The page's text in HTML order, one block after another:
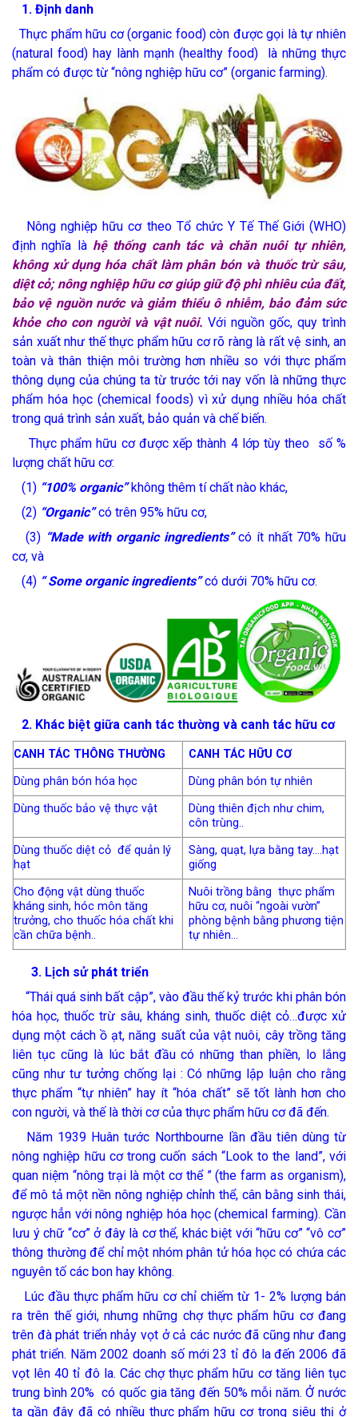
1. Định danh
Thực phẩm hữu cơ (organic food) còn được gọi là tự nhiên
(natural food) hay lành mạnh (healthy food) là những thực
phẩm có được từ “nông nghiệp hữu cơ” (organic farming).
Nông nghiệp hữu cơ theo Tổ chức Y Tế Thế Giới (WHO)
định nghĩa là hệ thống canh tác và chăn nuôi tự nhiên,
không xử dụng hóa chất làm phân bón và thuốc trừ sâu,
diệt cỏ; nông nghiệp hữu cơ giúp giữ độ phì nhiêu của đất,
bảo vệ nguồn nước và giảm thiểu ô nhiễm, bảo đảm sức
khỏe cho con người và vật nuôi. Với nguồn gốc, quy trình
sản xuất như thế thực phẩm hữu cơ rõ ràng là rất vệ sinh, an
toàn và thân thiện môi trường hơn nhiều so với thực phẩm
thông dụng của chúng ta từ trước tới nay vốn là những thực
phẩm hóa học (chemical foods) vì xử dụng nhiều hóa chất
trong quá trình sản xuất, bảo quản và chế biến.
Thực phẩm hữu cơ được xếp thành 4 lớp tùy theo số %
lượng chất hữu cơ:
(1) “100% organic”không thêm tí chất nào khác,
(2) “Organic”có trên 95% hữu cơ,
(3) “Made with organic ingredients”có ít nhất 70% hữu
cơ, và
(4) “ Some organic ingredients”có dưới 70% hữu cơ.
2. Khác biệt giữa canh tác thường và canh tác hữu cơ
CANH TÁC THÔNG THƯỜNG
CANH TÁC HỮU CƠ
Dùng phân bón hóa học
Dùng phân bón tự nhiên
Dùng thuốc bảo vệ thực vật
Dùng thiên địch như chim,
côn trùng..
Dùng thuốc diệt cỏ để quản lý
hạt
Sàng, quạt, lựa bằng tay….hạt
giống
Cho động vật dùng thuốc
kháng sinh, hóc môn tăng
trưởng, cho thuốc hóa chất khi
cần chữa bệnh..
Nuôi trồng bằng thực phẩm
hữu cơ, nuôi “ngoài vườn”
phòng bệnh bằng phương tiện
tự nhiên…
3. Lịch sử phát triển
“Thái quá sinh bất cập”, vào đầu thế kỷ trước khi phân bón
hóa học, thuốc trừ sâu, kháng sinh, thuốc diệt cỏ…được xử
dụng một cách ồ ạt, năng suất của vật nuôi, cây trồng tăng
liên tục cũng là lúc bắt đầu có những than phiền, lo lắng
cũng như tư tưởng chống lại : Có những lập luận cho rằng
thực phẩm “tự nhiên” hay ít “hóa chất” sẽ tốt lành hơn cho
con người, và thế là thời cơ của thực phẩm hữu cơ đã đến.
Năm 1939 Huân tước Northbourne lần đầu tiên dùng từ
nông nghiệp hữu cơ trong cuốn sách “Look to the land”, với
quan niệm “nông trại là một cơ thể ” (the farm as organism),
để mô tả một nền nông nghiệp chỉnh thể, cân bằng sinh thái,
ngược hẳn với nông nghiệp hóa học (chemical farming). Cần
lưu ý chữ “cơ” ở đây là cơ thể, khác biệt với “hữu cơ” “vô cơ”
thông thường để chỉ một nhóm phân tử hóa học có chứa các
nguyên tố các bon hay không.
Lúc đầu thực phẩm hữu cơ chỉ chiếm từ 1- 2% lượng bán
ra trên thế giới, nhưng những chợ thực phẩm hữu cơ đang
trên đà phát triển nhảy vọt ở cả các nước đã cũng như đang
phát triển. Năm 2002 doanh số mới 23 tỉ đô la đến 2006 đã
vọt lên 40 tỉ đô la. Các chợ thực phẩm hữu cơ tăng liên tục
trung bình 20% có quốc gia tăng đến 50% mỗi năm. Ở nước
ta gần đây đã có nhiều thực phẩm hữu cơ trong siêu thị ở